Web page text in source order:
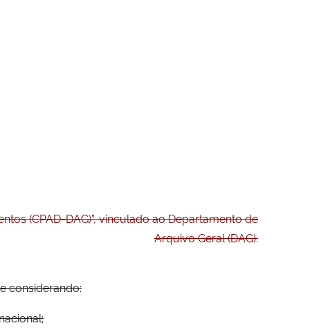
(CPAD-DAG)”, vinculado ao Departamento de
Arquivo Geral (DAG).
considerando: